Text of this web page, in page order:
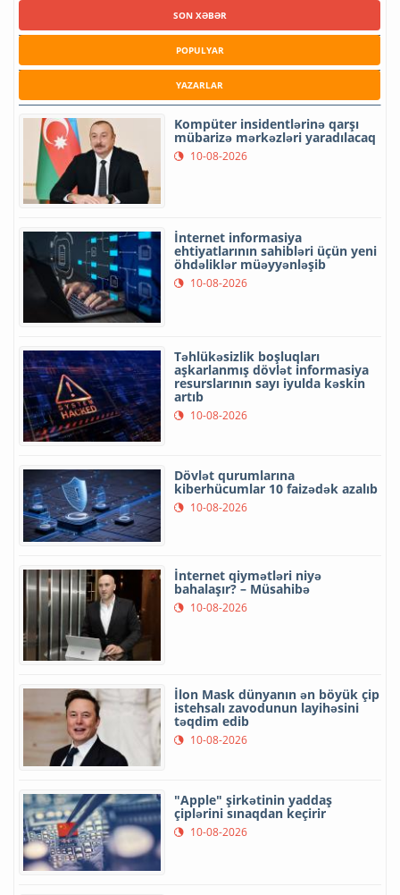
SON XƏBƏR
POPULYAR
YAZARLAR
Kompüter insidentlərinə qarşı
mübarizə mərkəzləri yaradılacaq
10-08-2026
İnternet informasiya
ehtiyatlarının sahibləri üçün yeni
öhdəliklər müəyyənləşib
10-08-2026
Təhlükəsizlik boşluqları
aşkarlanmış dövlət informasiya
resurslarının sayı iyulda kəskin
artıb
10-08-2026
Dövlət qurumlarına
kiberhücumlar 10 faizədək azalıb
10-08-2026
İnternet qiymətləri niyə
bahalaşır? – Müsahibə
10-08-2026
İlon Mask dünyanın ən böyük çip
istehsalı zavodunun layihəsini
təqdim edib
10-08-2026
"Apple" şirkətinin yaddaş
çiplərini sınaqdan keçirir
10-08-2026